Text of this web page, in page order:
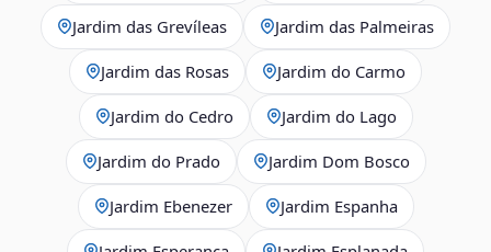
Jardim das Grevíleas Jardim das Palmeiras
Jardim das Rosas Jardim do Carmo
Jardim do Cedro Jardim do Lago
Jardim do Prado Jardim Dom Bosco
Jardim Ebenezer Jardim Espanha